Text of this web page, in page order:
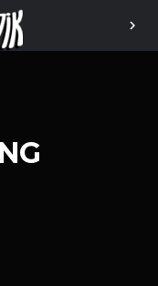
chevron_right